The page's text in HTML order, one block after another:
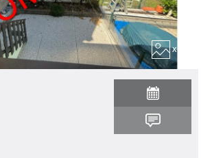
x 14